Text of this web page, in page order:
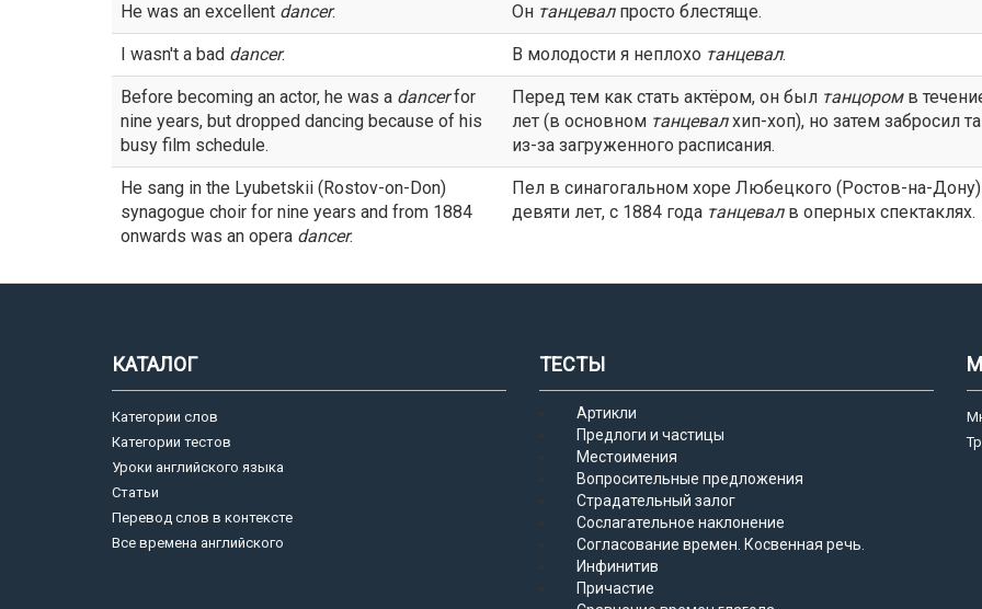
He was an excellent dancer. Он танцевалпросто блестяще.
I wasn't a bad dancer. В молодости я неплохо танцевал.
Before becoming an actor, he was a dancerfor
nine years, but dropped dancing because of his
busy film schedule.
Перед тем как стать актёром, он был танцоромв
лет (в основном танцевалхип-хоп), но затем забросил
из-за загруженного расписания.
He sang in the Lyubetskii (Rostov-on-Don)
synagogue choir for nine years and from 1884
onwards was an opera dancer.
Пел в синагогальном хоре Любецкого (Ростов-на-
девяти лет, с 1884 года танцевалв оперных спектаклях.
КАТАЛОГ
Категории слов
Категории тестов
Уроки английского языка
Статьи
Перевод слов в контексте
Все времена английского
ТЕСТЫ
Артикли
Предлоги и частицы
Местоимения
Вопросительные предложения
Страдательный залог
Сослагательное наклонение
Согласование времен. Косвенная речь.
Инфинитив
Причастие